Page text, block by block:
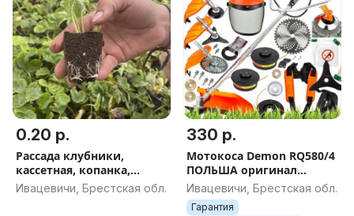
0.20 р.
Рассада клубники,
кассетная, копанка,
воздушка
Ивацевичи, Брестская обл.
330 р.
Мотокоса Demon RQ580/4
ПОЛЬША оригинал
шлицы триммер коса
бензиновая
Ивацевичи, Брестская обл.
Гарантия